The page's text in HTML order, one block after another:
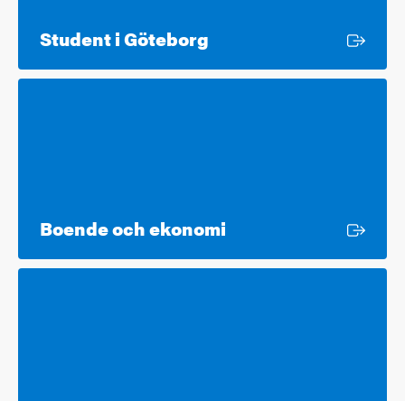
Student i Göteborg
Boende och ekonomi